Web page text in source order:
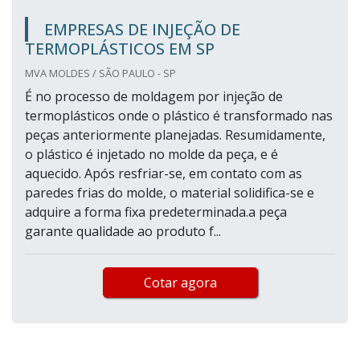
EMPRESAS DE INJEÇÃO DE
TERMOPLÁSTICOS EM SP
MVA MOLDES / SÃO PAULO - SP
É no processo de moldagem por injeção de
termoplásticos onde o plástico é transformado nas
peças anteriormente planejadas. Resumidamente,
o plástico é injetado no molde da peça, e é
aquecido. Após resfriar-se, em contato com as
paredes frias do molde, o material solidifica-se e
adquire a forma fixa predeterminada.a peça
garante qualidade ao produto f...
Cotar agora